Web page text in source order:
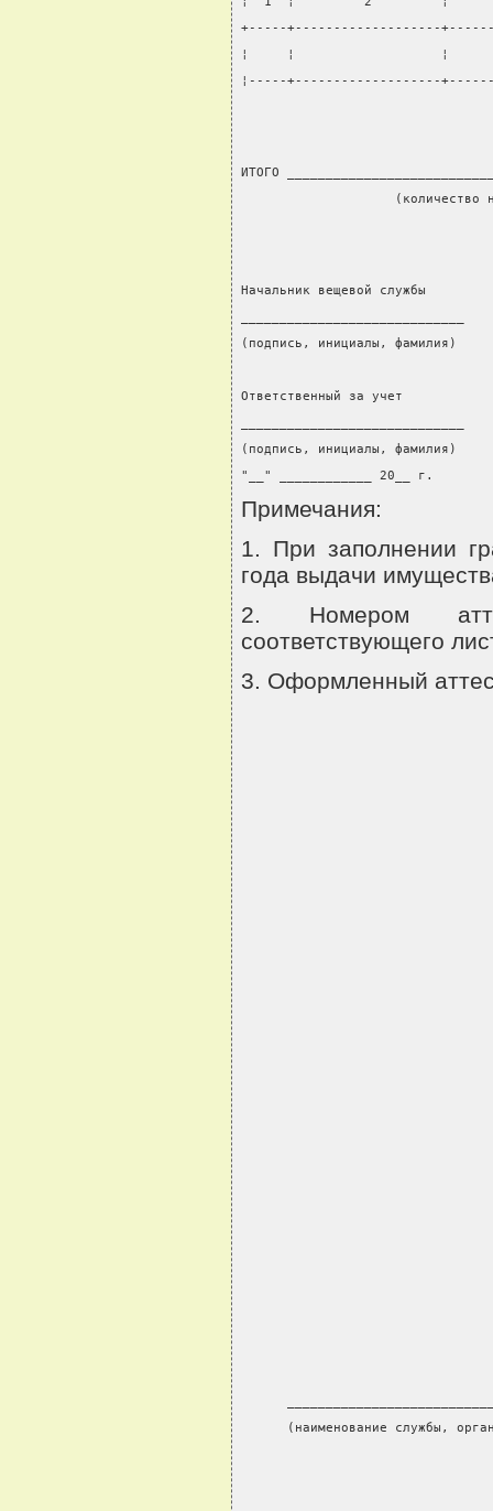
+-----+-------------------
¦     ¦                   ¦
¦-----+-------------------
ИТОГО
(количество
Начальник вещевой службы
(подпись, инициалы,
Ответственный за учет
(подпись, инициалы, фамилия)
"__" ____________ 20__ г.
Примечания:
1. При заполнении
года выдачи
2. Номером
соответствующего
3. Оформленный
(наименование службы,